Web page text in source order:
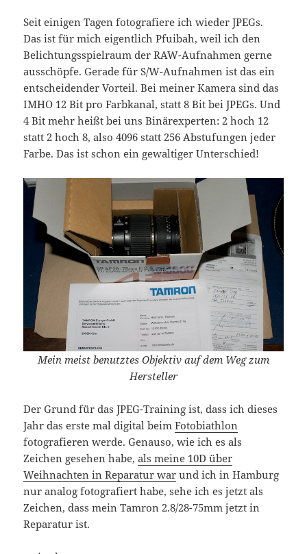
Seit einigen Tagen fotografiere ich wieder JPEGs.
Das ist für mich eigentlich Pfuibah, weil ich den
Belichtungsspielraum der RAW-Aufnahmen gerne
ausschöpfe. Gerade für S/W-Aufnahmen ist das ein
entscheidender Vorteil. Bei meiner Kamera sind das
IMHO 12 Bit pro Farbkanal, statt 8 Bit bei JPEGs. Und
4 Bit mehr heißt bei uns Binärexperten: 2 hoch 12
statt 2 hoch 8, also 4096 statt 256 Abstufungen jeder
Farbe. Das ist schon ein gewaltiger Unterschied!
Mein meist benutztes Objektiv auf dem Weg zum
Hersteller
Der Grund für das JPEG-Training ist, dass ich dieses
Jahr das erste mal digital beimFotobiathlon
fotografieren werde. Genauso, wie ich es als
Zeichen gesehen habe,als meine 10D über
Weihnachten in Reparatur war und ich in Hamburg
nur analog fotografiert habe, sehe ich es jetzt als
Zeichen, dass mein Tamron 2.8/28-75mm jetzt in
Reparatur ist.